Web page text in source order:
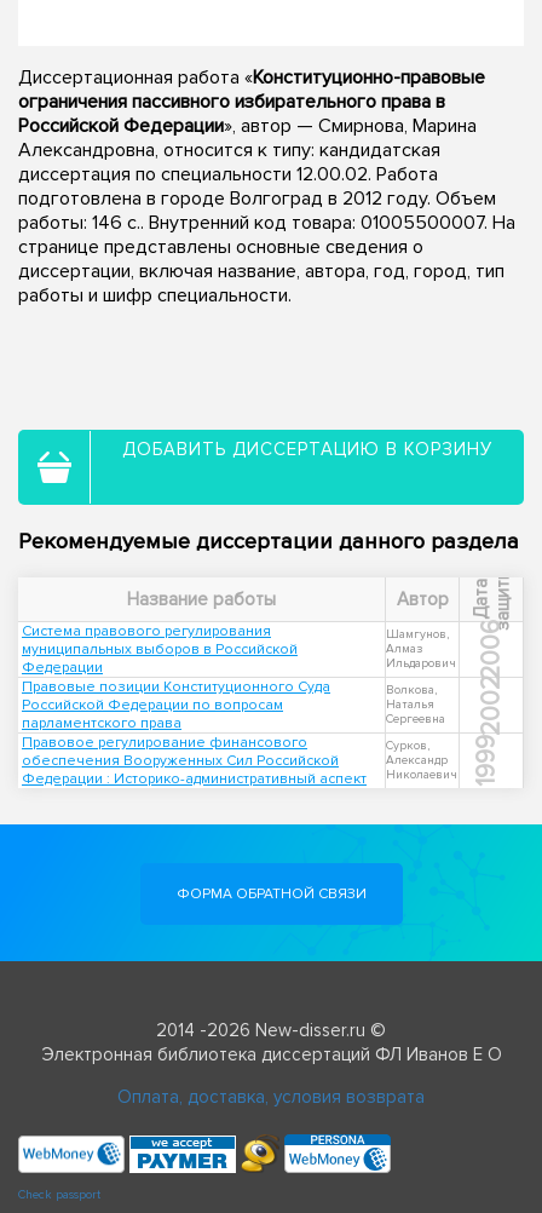
Диссертационная работа «Конституционно-правовые
ограничения пассивного избирательного права в
Российской Федерации», автор — Смирнова, Марина
Александровна, относится к типу: кандидатская
диссертация по специальности 12.00.02. Работа
подготовлена в городе Волгоград в 2012 году. Объем
работы: 146 с.. Внутренний код товара: 01005500007. На
странице представлены основные сведения о
диссертации, включая название, автора, год, город, тип
работы и шифр специальности.
ДОБАВИТЬ ДИССЕРТАЦИЮ В КОРЗИНУ
Рекомендуемые диссертации данного раздела
Название работы Автор Д
а
т
а
з
а
щ
и
т ы
Система правового регулирования
муниципальных выборов в Российской
Федерации
Шамгунов,
Алмаз
Ильдарович
2006
Правовые позиции Конституционного Суда
Российской Федерации по вопросам
парламентского права
Волкова,
Наталья
Сергеевна
2002
Правовое регулирование финансового
обеспечения Вооруженных Сил Российской
Федерации : Историко-административный аспект
Сурков,
Александр
Николаевич
1999
ФОРМА ОБРАТНОЙ СВЯЗИ
2014 -2026 New-disser.ru ©
Электронная библиотека диссертаций ФЛ Иванов Е О
Оплата, доставка, условия возврата
Check passport